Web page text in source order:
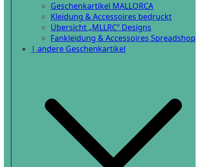
Geschenkartikel MALLORCA
Kleidung & Accessoires bedruckt
Übersicht „MLLRC“ Designs
Fankleidung & Accessoires Spreadshop
| andere Geschenkartikel